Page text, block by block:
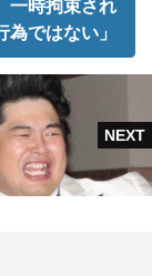
一時拘束され
ではない」